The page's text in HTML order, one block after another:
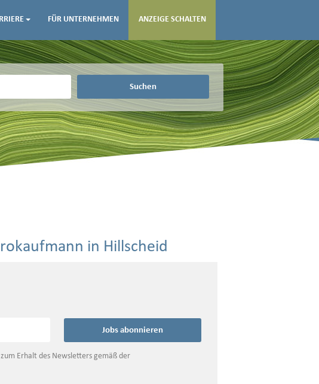
FÜR UNTERNEHMEN ANZEIGE SCHALTEN
Suchen
in Hillscheid
Jobs abonnieren
Erhalt des Newsletters gemäß der